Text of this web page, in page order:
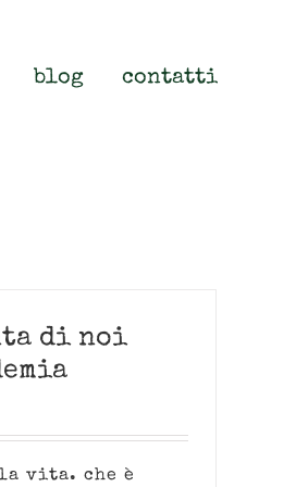
blog contatti
di noi
vita. che è